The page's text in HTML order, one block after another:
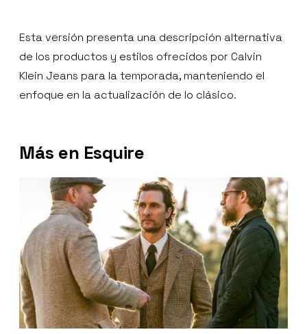
Esta versión presenta una descripción alternativa
de los productos y estilos ofrecidos por Calvin
Klein Jeans para la temporada, manteniendo el
enfoque en la actualización de lo clásico.
Más en Esquire